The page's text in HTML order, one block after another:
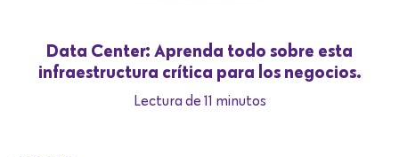
Data Center: Aprenda todo sobre esta
infraestructura crítica para los negocios.
Lectura de 11 minutos